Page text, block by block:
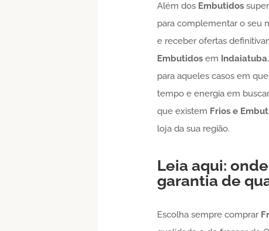
Além dos Embutidos
para complementar o seu
e receber ofertas
Embutidosem Indaiatuba
para aqueles casos em
tempo e energia em
que existem Frios e
loja da sua região.
Leia aqui:
garantia de
Escolha sempre comprar